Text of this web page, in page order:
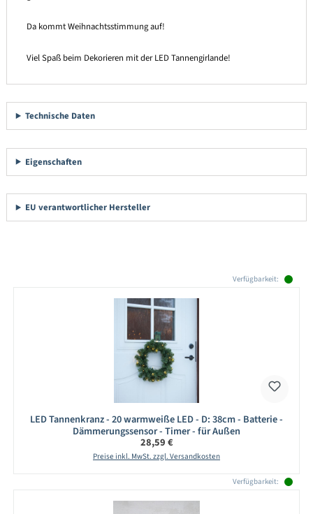
Da kommt Weihnachtsstimmung auf!
Viel Spaß beim Dekorieren mit der LED Tannengirlande!
Technische Daten
Eigenschaften
EU verantwortlicher Hersteller
Verfügbarkeit:
LED Tannenkranz - 20 warmweiße LED - D: 38cm - Batterie -
Dämmerungssensor - Timer - für Außen
Regulärer Preis:
28,59 €
Preise inkl. MwSt. zzgl. Versandkosten
Verfügbarkeit: